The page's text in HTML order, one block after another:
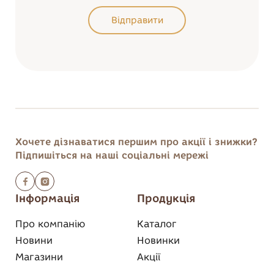
Відправити
Інформація
Про компанію
Новини
Магазини
Продукція
Каталог
Новинки
Акції
Хочете дізнаватися першим про акції і знижки?
Підпишіться на наші соціальні мережі